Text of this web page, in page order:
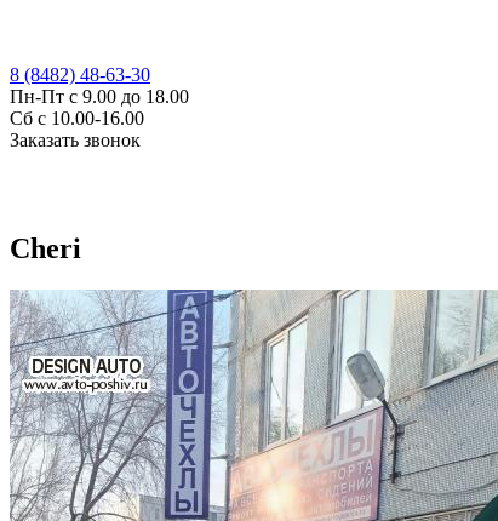
8 (8482) 48-63-30
Пн-Пт с 9.00 до 18.00
Сб с 10.00-16.00
Заказать звонок
Cheri